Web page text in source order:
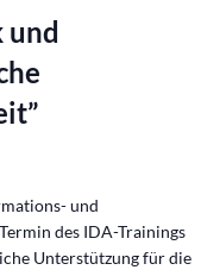
und
und
des IDA-Trainings
Unterstützung für die